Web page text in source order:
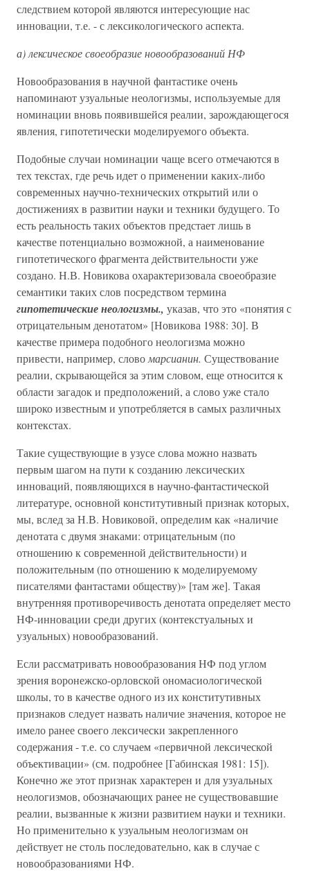
следствием которой являются интересующие нас
инновации, т.е. - с лексикологического аспекта.
а) лексическое своеобразие новообразований НФ
Новообразования в научной фантастике очень
напоминают узуальные неологизмы, используемые для
номинации вновь появившейся реалии, зарождающегося
явления, гипотетически моделируемого объекта.
Подобные случаи номинации чаще всего отмечаются в
тех текстах, где речь идет о применении каких-либо
современных научно-технических открытий или о
достижениях в развитии науки и техники будущего. То
есть реальность таких объектов предстает лишь в
качестве потенциально возможной, а наименование
гипотетического фрагмента действительности уже
создано. Н.В. Новикова охарактеризовала своеобразие
семантики таких слов посредством термина
гипотетические неологизмы., указав, что это «понятия с
отрицательным денотатом» [Новикова 1988: 30]. В
качестве примера подобного неологизма можно
привести, например, слово марсианин. Существование
реалии, скрывающейся за этим словом, еще относится к
области загадок и предположений, а слово уже стало
широко известным и употребляется в самых различных
контекстах.
Такие существующие в узусе слова можно назвать
первым шагом на пути к созданию лексических
инноваций, появляющихся в научно-фантастической
литературе, основной конститутивный признак которых,
мы, вслед за Н.В. Новиковой, определим как «наличие
денотата с двумя знаками: отрицательным (по
отношению к современной действительности) и
положительным (по отношению к моделируемому
писателями фантастами обществу)» [там же]. Такая
внутренняя противоречивость денотата определяет место
НФ-инновации среди других (контекстуальных и
узуальных) новообразований.
Если рассматривать новообразования НФ под углом
зрения воронежско-орловской ономасиологической
школы, то в качестве одного из их конститутивных
признаков следует назвать наличие значения, которое не
имело ранее своего лексически закрепленного
содержания - т.е. со случаем «первичной лексической
объективации» (см. подробнее [Габинская 1981: 15]).
Конечно же этот признак характерен и для узуальных
неологизмов, обозначающих ранее не существовавшие
реалии, вызванные к жизни развитием науки и техники.
Но применительно к узуальным неологизмам он
действует не столь последовательно, как в случае с
новообразованиями НФ.